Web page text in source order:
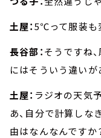
土屋：5℃って服装も
長谷部：そうですね
にはそういう違いが
土屋： ラジオの天気
あ、自分で計算しな
由はなんなんですか